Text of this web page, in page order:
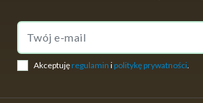
Akceptuję regulamin i politykę prywatności